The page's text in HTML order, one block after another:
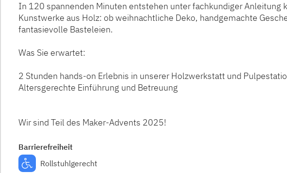
In 120 spannenden Minuten entstehen unter fachkundiger Anleitung
Kunstwerke aus Holz: ob weihnachtliche Deko, handgemachte
fantasievolle Basteleien.
Was Sie erwartet:
2 Stunden hands-on Erlebnis in unserer Holzwerkstatt und
Altersgerechte Einführung und Betreuung
Wir sind Teil des Maker-Advents 2025!
Barrierefreiheit
Rollstuhlgerecht